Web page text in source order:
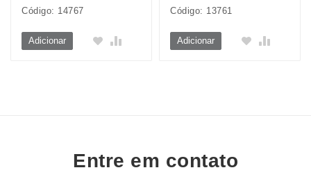
Código: 14767
Adicionar
Código: 13761
Adicionar
Entre em contato